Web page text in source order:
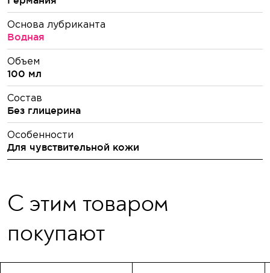
Основа лубриканта
Водная
Объем
100 мл
Состав
Без глицерина
Особенности
Для чувствительной кожи
С этим товаром
покупают